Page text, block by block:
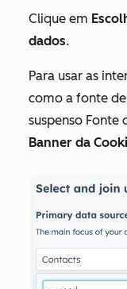
Clique em
dados.
Para usar as
como a fonte
suspenso Fonte
Banner da